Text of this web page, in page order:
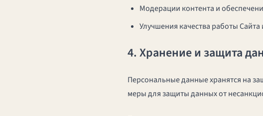
Модерации контента и
Улучшения качества работы
4. Хранение и защита
Персональные данные хранятся на
меры для защиты данных от